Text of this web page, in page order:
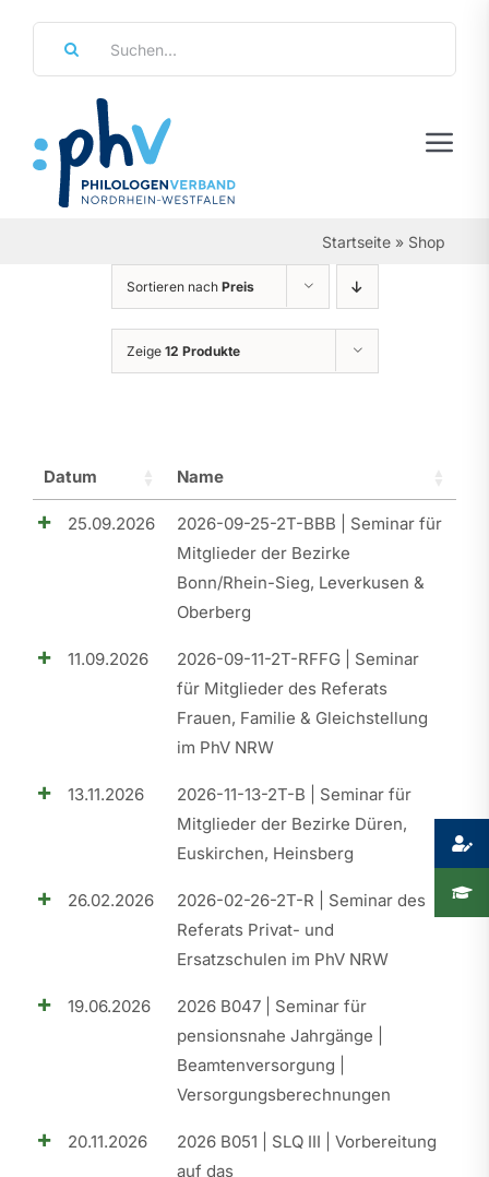
springen
Personalräte
Über Uns
Leistungen & Service
Presse
Recht
Startseite » Shop
Sortieren nach Preis
Zeige 12 Produkte
Datum Name
25.09.2026
2026-09-25-2T-BBB | Seminar für
Mitglieder der Bezirke
Bonn/Rhein-Sieg, Leverkusen &
Oberberg
11.09.2026
2026-09-11-2T-RFFG | Seminar
für Mitglieder des Referats
Frauen, Familie & Gleichstellung
im PhV NRW
13.11.2026
2026-11-13-2T-B | Seminar für
Mitglieder der Bezirke Düren,
Euskirchen, Heinsberg
26.02.2026
2026-02-26-2T-R | Seminar des
Referats Privat- und
Ersatzschulen im PhV NRW
19.06.2026
2026 B047 | Seminar für
pensionsnahe Jahrgänge |
Beamtenversorgung |
Versorgungsberechnungen
20.11.2026
2026 B051 | SLQ III | Vorbereitung
auf das